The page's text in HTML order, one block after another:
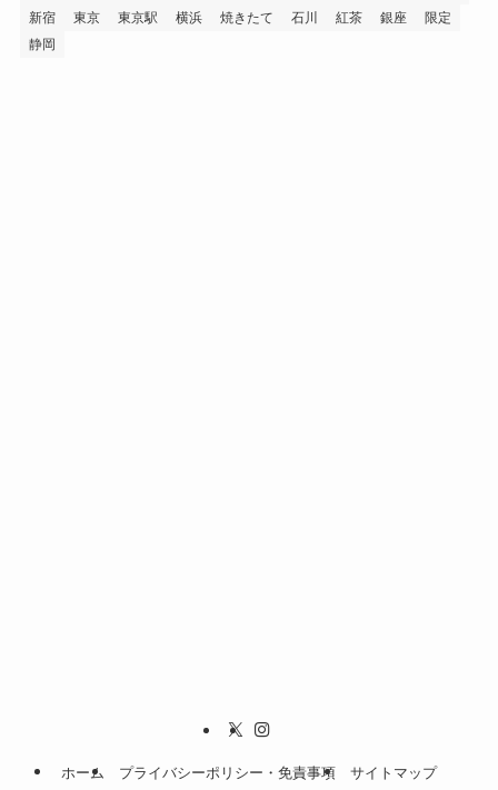
新宿
東京 東京駅 横浜 焼きたて 石川 紅茶 銀座
限定
静岡
ホーム プライバシーポリシー・免責事項 サイトマップ